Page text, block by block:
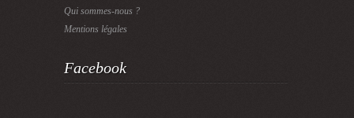
Qui sommes-nous ?
Mentions légales
Facebook